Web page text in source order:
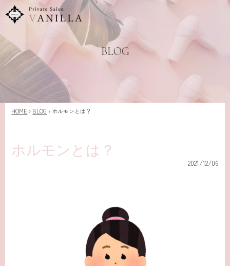
BLOG
HOME › BLOG › ホルモンとは？
ホルモンとは？
2021/12/06